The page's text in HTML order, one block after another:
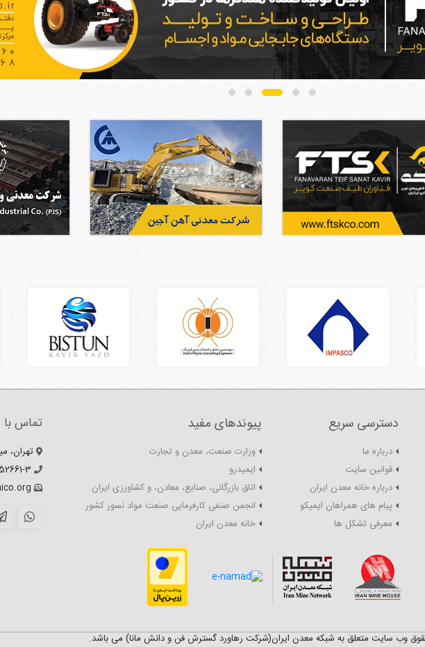
دسترسی سریع
درباره ما
قوانین سایت
درباره خانه معدن ایران
پیام های همراهان ایمیکو
معرفی تشکل ها
پیوندهای مفید
وزارت صنعت، معدن و تجارت
ایمیدرو
اتاق بازرگانی، صنایع، معادن، و کشاورزی ایران
انجمن صنفی کارفرمایی صنعت مواد نسوز کشور
خانه معدن ایران
تماس
تهران،
3
وب سایت متعلق به شبکه معدن ایران(شرکت رهاورد گسترش فن و دانش مانا) می باشد.